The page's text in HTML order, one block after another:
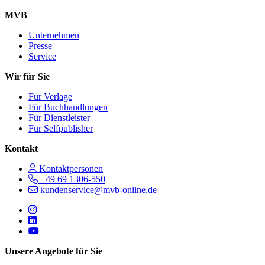
MVB
Unternehmen
Presse
Service
Wir für Sie
Für Verlage
Für Buchhandlungen
Für Dienstleister
Für Selfpublisher
Kontakt
Kontaktpersonen
+49 69 1306-550
kundenservice@mvb-online.de
Follow us on https://www.instagram.com/lifeatmvb/
Follow us on https://www.linkedin.com/company/mvbbooks
Follow us on https://www.youtube.com/@mvbbooks
Unsere Angebote für Sie